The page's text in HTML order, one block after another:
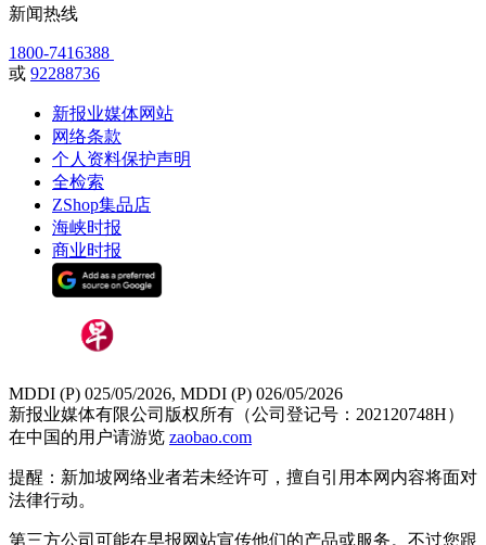
新闻热线
1800-7416388
或 92288736
新报业媒体网站
网络条款
个人资料保护声明
全检索
ZShop集品店
海峡时报
商业时报
MDDI (P) 025/05/2026, MDDI (P) 026/05/2026
新报业媒体有限公司版权所有（公司登记号：202120748H）
在中国的用户请游览 zaobao.com
提醒：新加坡网络业者若未经许可，擅自引用本网内容将面对
法律行动。
第三方公司可能在早报网站宣传他们的产品或服务。不过您跟